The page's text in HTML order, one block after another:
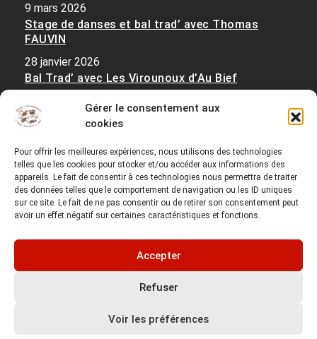
Gérer le consentement aux
cookies
Pour offrir les meilleures expériences, nous utilisons des technologies
telles que les cookies pour stocker et/ou accéder aux informations des
appareils. Le fait de consentir à ces technologies nous permettra de traiter
des données telles que le comportement de navigation ou les ID uniques
sur ce site. Le fait de ne pas consentir ou de retirer son consentement peut
avoir un effet négatif sur certaines caractéristiques et fonctions.
Accepter
Refuser
Voir les préférences
9 mars 2026
Stage de danses et bal trad’ avec Thomas
FAUVIN
28 janvier 2026
Bal Trad’ avec Les Virounoux d’Au Bief
28 janvier 2026
Stages de musique et danse de Haute Bretagne,
25 décembre 2025
WordPress Theme